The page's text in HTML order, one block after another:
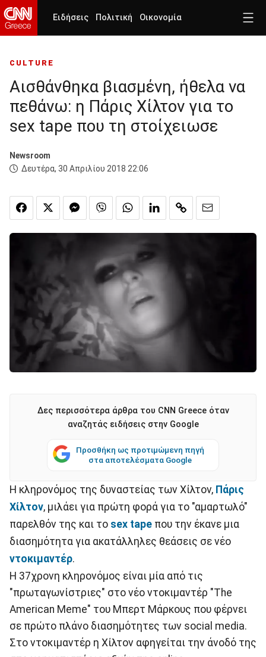
Ειδήσεις Πολιτική Οικονομία
CULTURE
Αισθάνθηκα βιασμένη, ήθελα να
πεθάνω: η Πάρις Χίλτον για το
sex tape που τη στοίχειωσε
Newsroom
Δευτέρα, 30 Απριλίου 2018 22:06
Δες περισσότερα άρθρα του CNN Greece όταν
αναζητάς ειδήσεις στην Google
Προσθήκη ως προτιμώμενη πηγή
στα αποτελέσματα Google
Η κληρονόμος της δυναστείας των Χίλτον, Πάρις
Χίλτον, μιλάει για πρώτη φορά για το "αμαρτωλό"
παρελθόν της και το sex tape που την έκανε μια
διασημότητα για ακατάλληλες θεάσεις σε νέο
ντοκιμαντέρ.
Η 37χρονη κληρονόμος είναι μία από τις
"πρωταγωνίστριες" στο νέο ντοκιμαντέρ "The
American Meme" του Μπερτ Μάρκους που φέρνει
σε πρώτο πλάνο διασημότητες των social media.
Στο ντοκιμαντέρ η Χίλτον αφηγείται την άνοδό της